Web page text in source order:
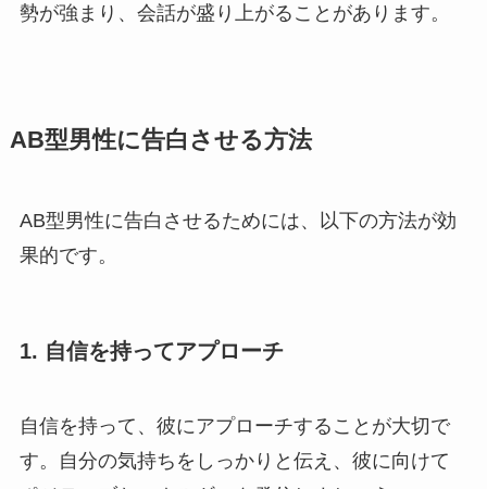
勢が強まり、会話が盛り上がることがあります。
AB型男性に告白させる方法
AB型男性に告白させるためには、以下の方法が効
果的です。
1. 自信を持ってアプローチ
自信を持って、彼にアプローチすることが大切で
す。自分の気持ちをしっかりと伝え、彼に向けて